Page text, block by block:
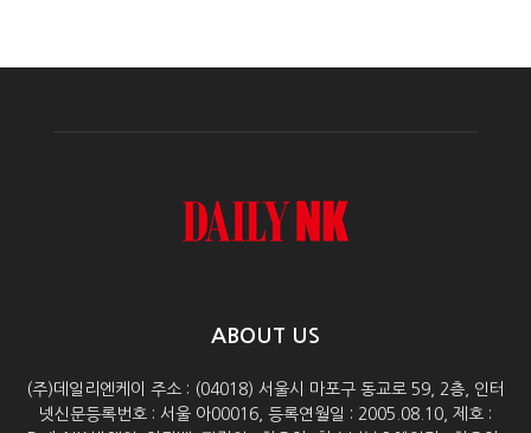
ABOUT US
(주)데일리엔케이 주소 : (04018) 서울시 마포구 동교로 59, 2층, 인터
넷신문등록번호 : 서울 아00016, 등록연월일 : 2005.08.10, 제호 :